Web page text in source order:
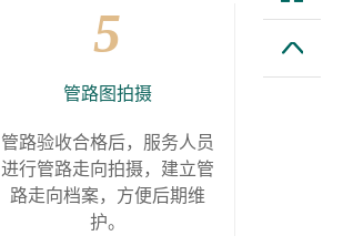
5
管路图拍摄
管路验收合格后，服务人员
进行管路走向拍摄，建立管
路走向档案，方便后期维
护。